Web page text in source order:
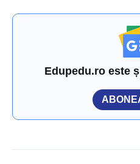
Edupedu.ro este